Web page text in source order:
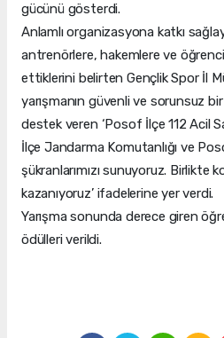
gücünü gösterdi.
Anlamlı organizasyona katkı
antrenörlere, hakemlere ve
ettiklerini belirten Gençlik Spor İl
yarışmanın güvenli ve sorunsuz
destek veren ‘Posof İlçe 112 Acil
İlçe Jandarma Komutanlığı ve
şükranlarımızı sunuyoruz. Birlikte
kazanıyoruz’ ifadelerine yer verdi.
Yarışma sonunda derece giren
ödülleri verildi.